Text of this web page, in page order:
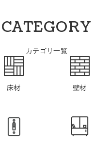
CATEGORY
カテゴリ一覧
床材 壁材